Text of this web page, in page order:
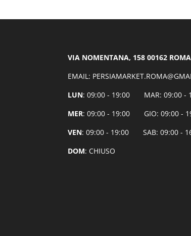
VIA NOMENTANA, 158 00162
EMAIL:
LUN: 09:00 - 19:00 MAR: 09:00 -
MER: 09:00 - 19:00 GIO: 09:00 -
VEN: 09:00 - 19:00 SAB: 09:00 -
DOM: CHIUSO